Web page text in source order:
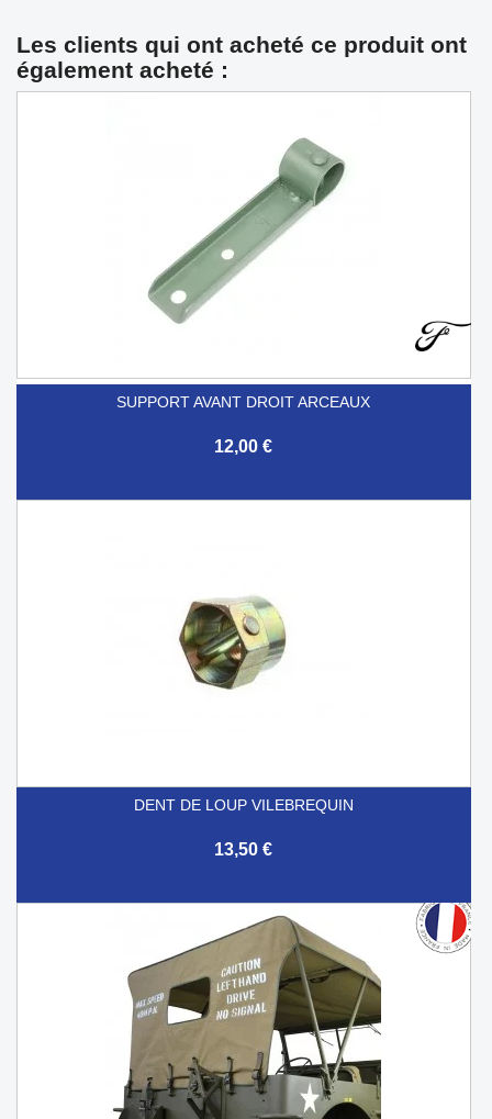
Les clients qui ont acheté ce produit ont
également acheté :
SUPPORT AVANT DROIT ARCEAUX
12,00 €
DENT DE LOUP VILEBREQUIN
13,50 €